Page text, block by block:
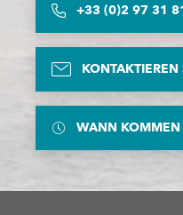
+33 (0)2 97 31
KONTAKTIEREN
WANN KOMMEN